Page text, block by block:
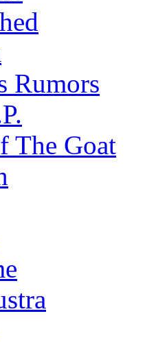
Rumors
The Goat